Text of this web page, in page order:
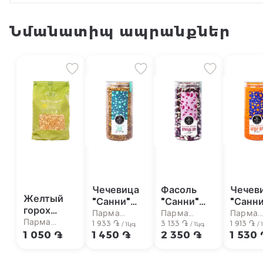
Նմանատիպ ապրանքներ
Желтый
горох
"Arter"
800г
Парма
супермаркет
1 050 ֏
Чечевица
"Санни"
750г
Парма
супермаркет
1 933 ֏ / 1կգ
1 450 ֏
Фасоль
"Санни"
альпийская
750г
Парма
супермаркет
3 133 ֏ / 1կգ
2 350 ֏
красная
800г
Парма
1 913 ֏ /
1 530